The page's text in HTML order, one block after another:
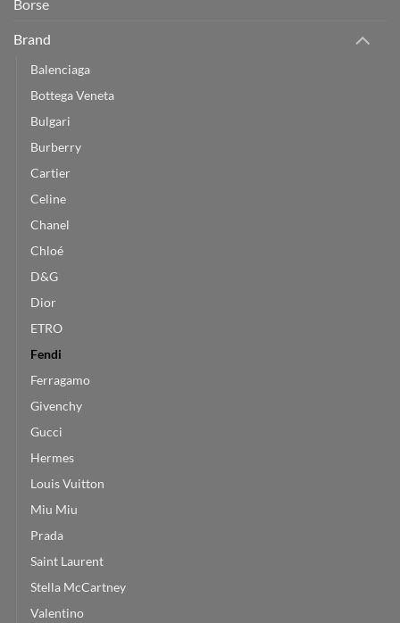
Borse
Brand
Balenciaga
Bottega Veneta
Bulgari
Burberry
Cartier
Celine
Chanel
Chloé
D&G
Dior
ETRO
Fendi
Ferragamo
Givenchy
Gucci
Hermes
Louis Vuitton
Miu Miu
Prada
Saint Laurent
Stella McCartney
Valentino